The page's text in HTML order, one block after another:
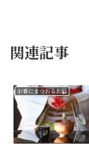
関連記事
お香にまつわるお話